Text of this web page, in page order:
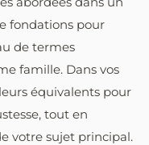
fondations pour
de termes
famille. Dans vos
équivalents pour
tout en
votre sujet principal.